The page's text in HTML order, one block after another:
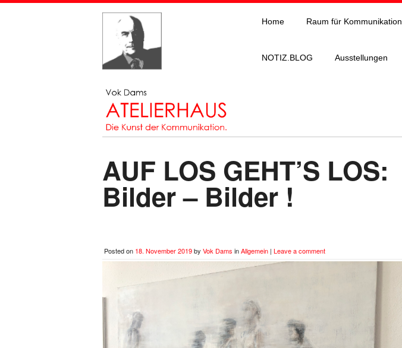
Home Raum für Kommunikation
NOTIZ.BLOG Ausstellungen
AUF LOS GEHT’S LOS:
Bilder – Bilder !
Posted on 18. November 2019by Vok Dams inAllgemein | Leave a comment